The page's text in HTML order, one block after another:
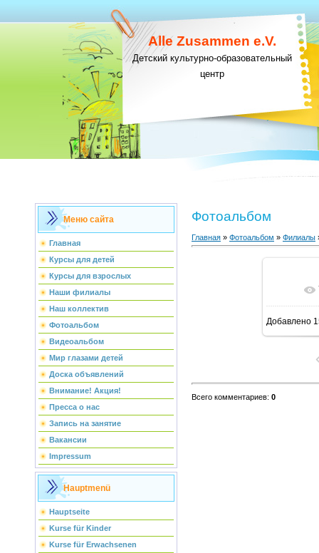
Alle Zusammen e.V.
Детский культурно-образовательный
центр
Меню сайта
Главная
Курсы для детей
Курсы для взрослых
Наши филиалы
Наш коллектив
Фотоальбом
Видеоальбом
Мир глазами детей
Доска объявлений
Внимание! Акция!
Пресса о нас
Запись на занятие
Вакансии
Impressum
Hauptmenü
Hauptseite
Kurse für Kinder
Kurse für Erwachsenen
Фотоальбом
Главная » Фотоальбом » Филиалы
В
Добавлено
Всего комментариев: 0